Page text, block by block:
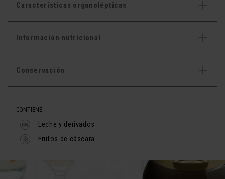
Características organolépticas
Información nutricional
Conservación
CONTIENE:
Leche y derivados
Frutos de cáscara